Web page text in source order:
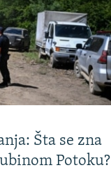
Šta se zna
Potoku?